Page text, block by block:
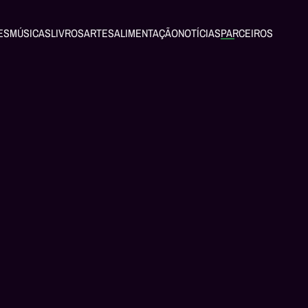
MÚSICASLIVROSARTESALIMENTAÇÃONOTÍCIASPARCEIROS